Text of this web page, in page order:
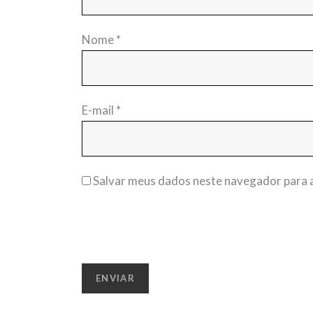
Nome*
E-mail *
Salvar meus dados neste navegador para